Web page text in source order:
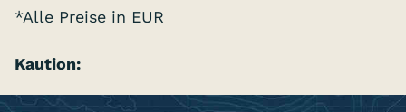
*Alle Preise in EUR
Kaution: